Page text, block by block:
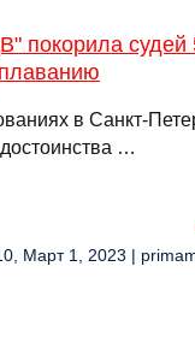
покорила судей
в Санкт-
…
Март 1, 2023 |